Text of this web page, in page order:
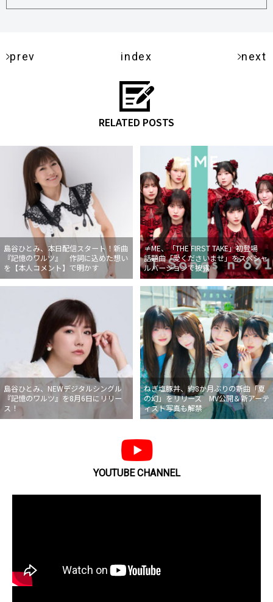
prev index next
RELATED POSTS
島谷ひとみ、本日配信スタート！新曲
『記憶のワルツ』 作詞に込めた想い
を【本人コメント】で明かす
≠ME、「THE FIRST TAKE」初登場
話題曲「愛くださいませ」をスペシャ
ルバージョンで披露
島谷ひとみ、NEWデジタルシングル
『記憶のワルツ』を8月6日にリリー
ス！
ねぎ塩豚丼、約8か月ぶりの新曲「夏
の幻」をリリース MV公開＆新アーテ
ィスト写真も解禁
YOUTUBE CHANNEL